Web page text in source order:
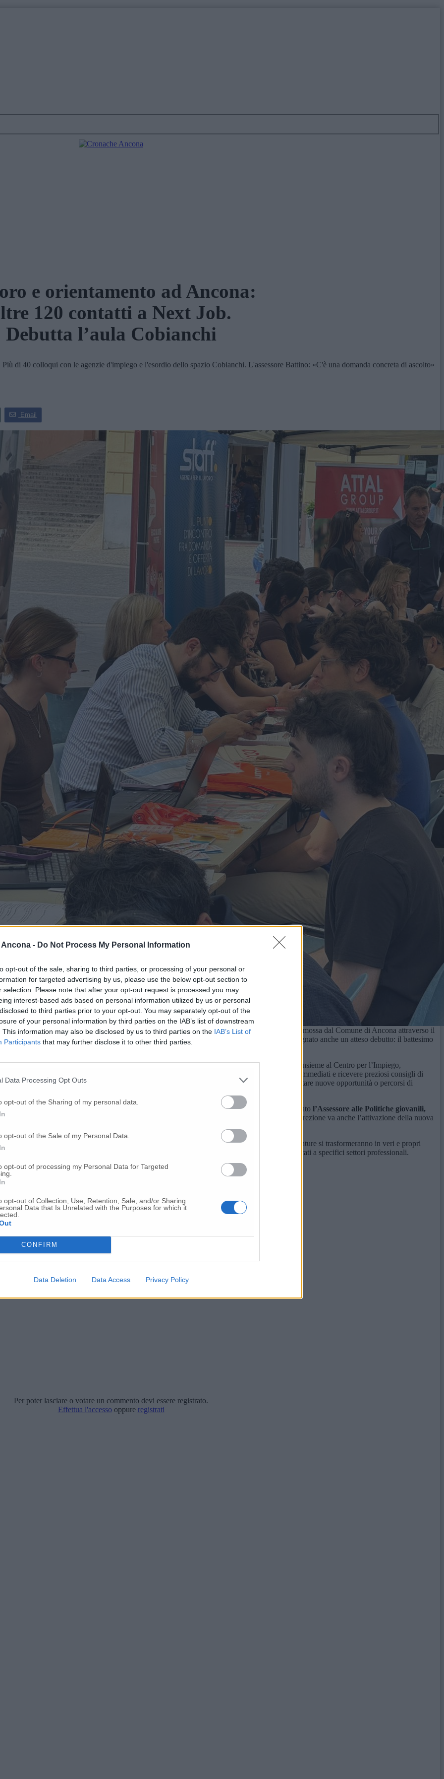
- Do Not Process My Personal Information
opt-out of the sale, sharing to third parties, or processing of your personal or
for targeted advertising by us, please use the below opt-out section to
selection. Please note that after your opt-out request is processed you may
interest-based ads based on personal information utilized by us or personal
to third parties prior to your opt-out. You may separately opt-out of the
of your personal information by third parties on the IAB’s list of downstream
This information may also be disclosed by us to third parties on the IAB’s List of
Participants that may further disclose it to other third parties.
Data Processing Opt Outs
opt-out of the Sharing of my personal data.
opt-out of the Sale of my Personal Data.
opt-out of processing my Personal Data for Targeted
opt-out of Collection, Use, Retention, Sale, and/or Sharing
Data that Is Unrelated with the Purposes for which it
CONFIRM
Data Deletion Data Access Privacy Policy
e orientamento ad Ancona:
120 contatti a Next Job.
Debutta l’aula Cobianchi
di 40 colloqui con le agenzie d'impiego e l'esordio dello spazio Cobianchi. L'assessore Battino: «C'è una domanda concreta di ascolto»
Email
ed è subito un successo.Il bilancio di “Next Job – Il tuo prossimo lavoro”
, l’iniziativa promossa dal Comune di Ancona attraverso il
epiù di 80 contatti informativiregistrati nelle giornate del 27 e 28 maggio. L’evento ha segnato anche un atteso debutto: il battesimo
alla città e ai giovani proprio in questa occasione.
continua di ragazze e ragazzi. All’iniziativa hanno aderitooltre dieci Agenzie per il Lavoro
, insieme al Centro per l’Impiego,
hanno avuto la possibilità di presentare il proprio curriculum, sostenere colloqui conoscitivi immediati e ricevere preziosi consigli di
intercettando non solo i giovani ma anche diversi adulti e genitori intenzionati a valutare nuove opportunità o percorsi di
esiste una domanda concreta di orientamento, ascolto e accompagnamento» – ha commentato l’Assessore alle Politiche giovanili,
occasioni di incontro semplici, accessibili e vicine ai luoghi frequentati dai ragazzi. In questa direzione va anche l’attivazione della nuova
comunale raccoglierà i dati dettagliati dalle agenzie per monitorare quante di queste candidature si trasformeranno in veri e propri
per dare continuità all’esperienza con
, che potrebbero essere dedicati a specifici settori professionali.
Per poter lasciare o votare un commento devi essere registrato.
Effettua l'accesso oppure registrati